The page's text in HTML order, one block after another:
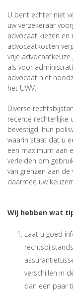
U bent echter niet
uw verzekeraar
advocaat kiezen en
advocaatkosten
vrije
als voor
advocaat niet
het UWV.
Diverse
recente rechterlijke
bevestigd, hun
waarin staat dat u
een maximum aan
verleiden om
van grenzen aan
daarmee uw
Wij hebben wat
Laat u goed
verschillen in
dan een paar